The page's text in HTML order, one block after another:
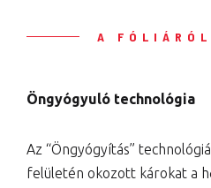
A FÓLIÁRÓL
Öngyógyuló technológia
Az “Öngyógyítás”
felületén okozott károkat a